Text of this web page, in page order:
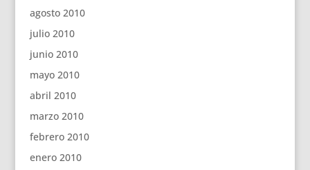
agosto 2010
julio 2010
junio 2010
mayo 2010
abril 2010
marzo 2010
febrero 2010
enero 2010